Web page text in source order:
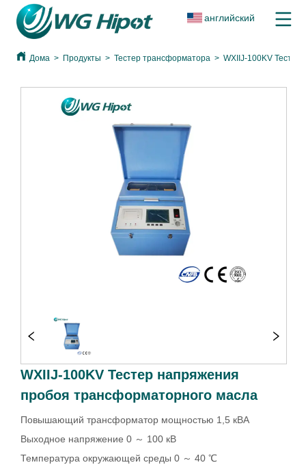
английский
Дома > Продукты > Тестер трансформатора > WXIIJ-100KV
WXIIJ-100KV Тестер напряжения
пробоя трансформаторного масла